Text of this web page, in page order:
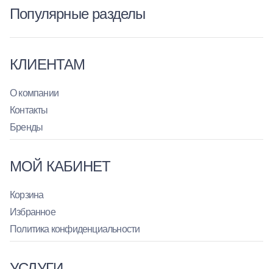
Популярные разделы
КЛИЕНТАМ
О компании
Контакты
Бренды
МОЙ КАБИНЕТ
Корзина
Избранное
Политика конфиденциальности